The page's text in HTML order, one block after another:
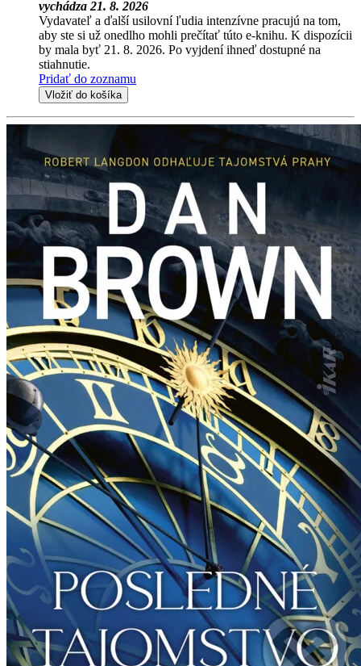
vychádza 21. 8. 2026
Vydavateľ a ďalší usilovní ľudia intenzívne pracujú na tom,
aby ste si už onedlho mohli prečítať túto e-knihu. K dispozícii
by mala byť 21. 8. 2026. Po vyjdení ihneď dostupné na
stiahnutie.
Pridať do zoznamu
Vložiť do košíka